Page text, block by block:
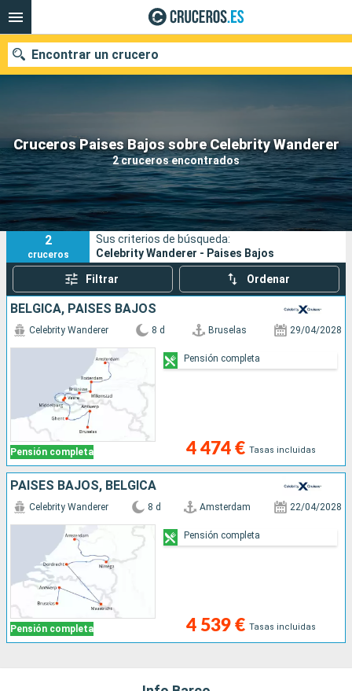
Cruceros Paises Bajos sobre Celebrity Wanderer
2 cruceros encontrados
Encontrar un crucero
Nuestros destinos
Fecha de salida
Puertos Compañías
Buscar
2
cruceros
Sus criterios de búsqueda:
Celebrity Wanderer - Paises Bajos
Filtrar Ordenar
BÉLGICA, PAISES BAJOS
Pensión completa
Celebrity Wanderer 8 d Bruselas 29/04/2028
4 474 € Tasas incluidas
Pensión completa
PAISES BAJOS, BÉLGICA
Pensión completa
Celebrity Wanderer 8 d Amsterdam 22/04/2028
4 539 € Tasas incluidas
Pensión completa